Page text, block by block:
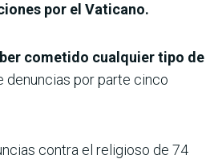
por el Vaticano.
cometido cualquier tipo de
denuncias por parte cinco
contra el religioso de 74